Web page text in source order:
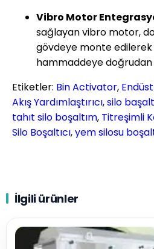
Vibro Motor
sağlayan vibro motor,
gövdeye monte
hammaddeye doğrudan
Etiketler: Bin Activator,
Akış Yardımlaştırıcı,silo
tahıt silo boşaltım, Titreşimli
Silo Boşaltıcı,yem silosu
İlgili ürünler